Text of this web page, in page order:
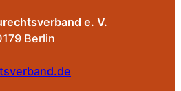
e. V.
Berlin